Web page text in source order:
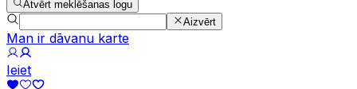
Atvērt meklēšanas logu
Aizvērt
Man ir dāvanu karte
Ieiet